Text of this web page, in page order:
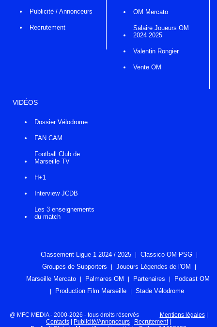
Publicité / Annonceurs
Recrutement
OM Mercato
Salaire Joueurs OM
2024 2025
Valentin Rongier
Vente OM
VIDÉOS
Dossier Vélodrome
FAN CAM
Football Club de
Marseille TV
H+1
Interview JCDB
Les 3 enseignements
du match
Classement Ligue 1 2024 / 2025
Classico OM-PSG
Groupes de Supporters
Joueurs Légendes de l'OM
Marseille Mercato
Palmares OM Partenaires
Podcast OM
Production Film Marseille
Stade Vélodrome
@ MFC MEDIA - 2000-2026 - tous droits réservés Mentions légales|
Contacts
Publicité/Annonceurs Recrutement|